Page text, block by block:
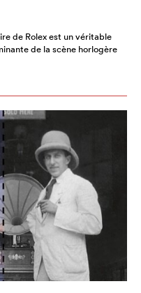
de Rolex est un véritable
de la scène horlogère